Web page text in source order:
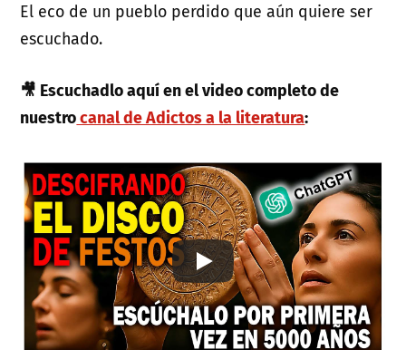
El eco de un pueblo perdido que aún quiere ser
escuchado.
🎥 Escuchadlo aquí en el video completo de
nuestrocanal de Adictos a la literatura: